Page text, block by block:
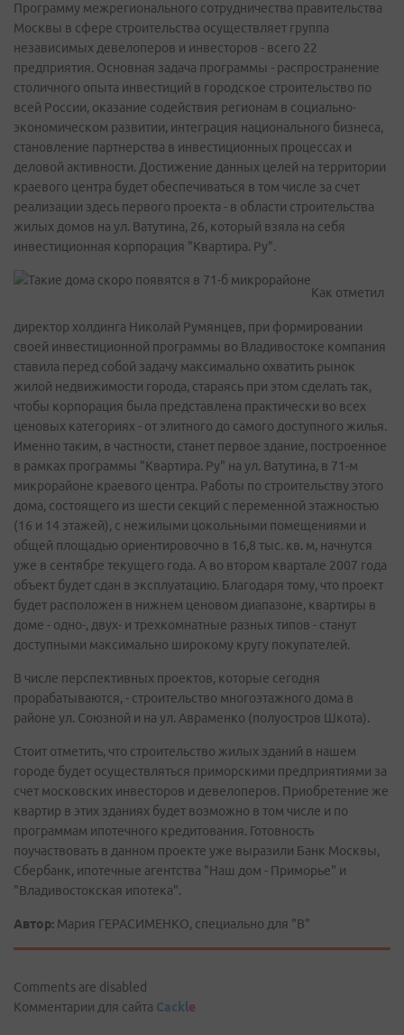
Программу межрегионального сотрудничества правительства
Москвы в сфере строительства осуществляет группа
независимых девелоперов и инвесторов - всего 22
предприятия. Основная задача программы - распространение
столичного опыта инвестиций в городское строительство по
всей России, оказание содействия регионам в социально-
экономическом развитии, интеграция национального бизнеса,
становление партнерства в инвестиционных процессах и
деловой активности. Достижение данных целей на территории
краевого центра будет обеспечиваться в том числе за счет
реализации здесь первого проекта - в области строительства
жилых домов на ул. Ватутина, 26, который взяла на себя
инвестиционная корпорация "Квартира. Ру".
Как отметил
директор холдинга Николай Румянцев, при формировании
своей инвестиционной программы во Владивостоке компания
ставила перед собой задачу максимально охватить рынок
жилой недвижимости города, стараясь при этом сделать так,
чтобы корпорация была представлена практически во всех
ценовых категориях - от элитного до самого доступного жилья.
Именно таким, в частности, станет первое здание, построенное
в рамках программы "Квартира. Ру" на ул. Ватутина, в 71-м
микрорайоне краевого центра. Работы по строительству этого
дома, состоящего из шести секций с переменной этажностью
(16 и 14 этажей), с нежилыми цокольными помещениями и
общей площадью ориентировочно в 16,8 тыс. кв. м, начнутся
уже в сентябре текущего года. А во втором квартале 2007 года
объект будет сдан в эксплуатацию. Благодаря тому, что проект
будет расположен в нижнем ценовом диапазоне, квартиры в
доме - одно-, двух- и трехкомнатные разных типов - станут
доступными максимально широкому кругу покупателей.
В числе перспективных проектов, которые сегодня
прорабатываются, - строительство многоэтажного дома в
районе ул. Союзной и на ул. Авраменко (полуостров Шкота).
Стоит отметить, что строительство жилых зданий в нашем
городе будет осуществляться приморскими предприятиями за
счет московских инвесторов и девелоперов. Приобретение же
квартир в этих зданиях будет возможно в том числе и по
программам ипотечного кредитования. Готовность
поучаствовать в данном проекте уже выразили Банк Москвы,
Сбербанк, ипотечные агентства "Наш дом - Приморье" и
"Владивостокская ипотека".
Автор: Мария ГЕРАСИМЕНКО, специально для "В"
Comments are disabled
Комментарии для сайта Cackle